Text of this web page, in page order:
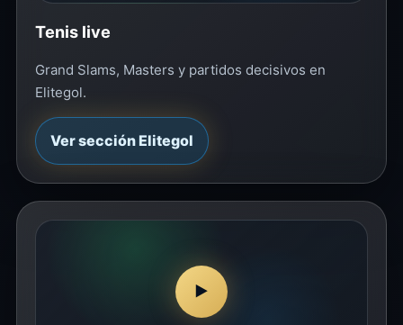
Tenis live
Grand Slams, Masters y partidos decisivos en
Elitegol.
Ver sección Elitegol
▶